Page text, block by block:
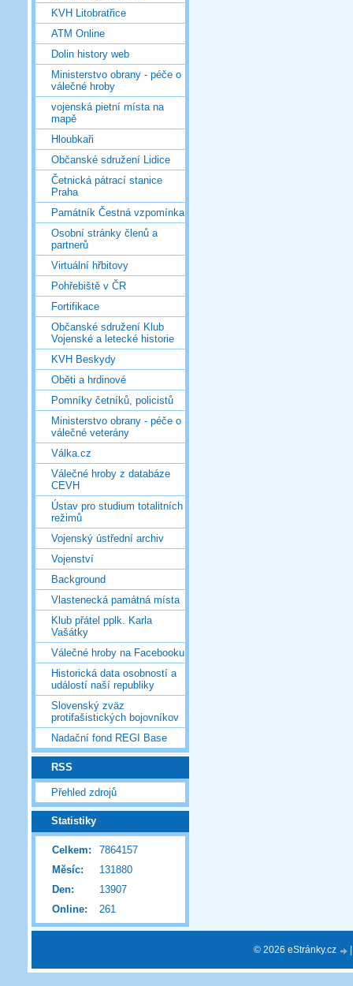
KVH Litobratřice
ATM Online
Dolin history web
Ministerstvo obrany - péče o
válečné hroby
vojenská pietní místa na
mapě
Hloubkaři
Občanské sdružení Lidice
Četnická pátrací stanice
Praha
Památník Čestná vzpomínka
Osobní stránky členů a
partnerů
Virtuální hřbitovy
Pohřebiště v ČR
Fortifikace
Občanské sdružení Klub
Vojenské a letecké historie
KVH Beskydy
Oběti a hrdinové
Pomníky četníků, policistů
Ministerstvo obrany - péče o
válečné veterány
Válka.cz
Válečné hroby z databáze
CEVH
Ústav pro studium totalitních
režimů
Vojenský ústřední archiv
Vojenství
Background
Vlastenecká památná místa
Klub přátel pplk. Karla
Vašátky
Válečné hroby na Facebooku
Historická data osobností a
událostí naší republiky
Slovenský zväz
protifašistických bojovníkov
Nadační fond REGI Base
RSS
Přehled zdrojů
Statistiky
Online: 261
Celkem:
7864157
Měsíc:
131880
Den:
13907
© 2026 eStránky.cz